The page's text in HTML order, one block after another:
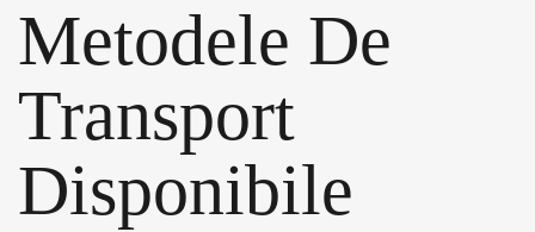
Metodele De
Transport
Disponibile